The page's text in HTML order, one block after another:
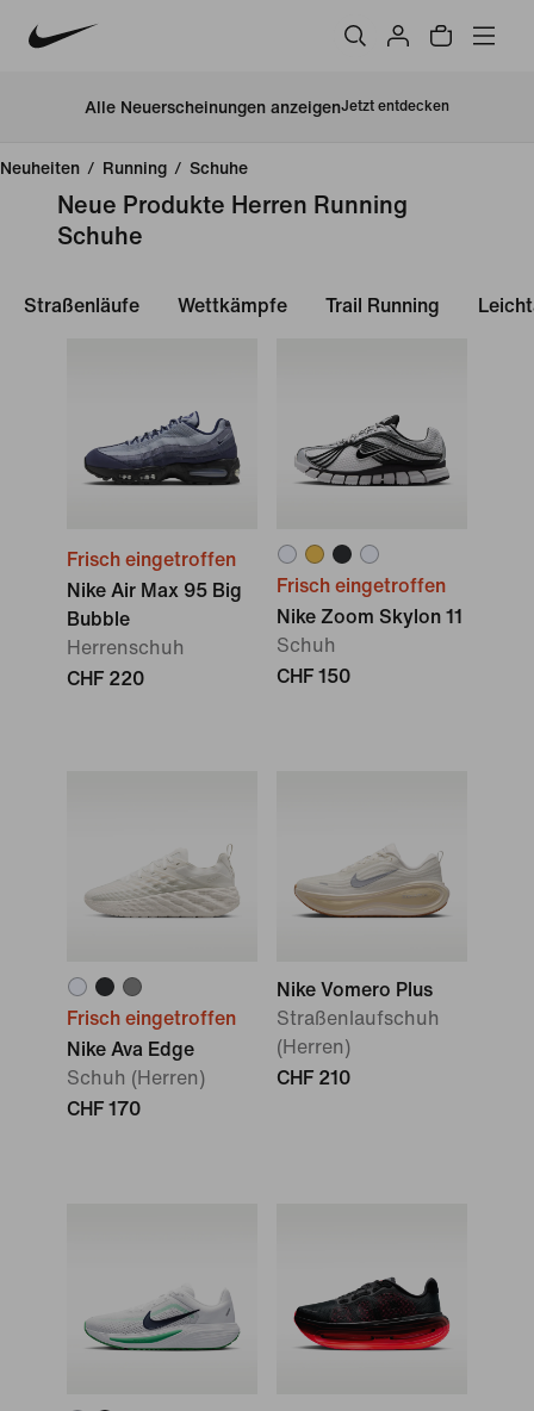
Alle Neuerscheinungen anzeigenJetzt entdecken
Neuheiten / Running / Schuhe
Neue Produkte Herren Running
Schuhe
Straßenläufe Wettkämpfe Trail Running
Frisch eingetroffen
Nike Air Max 95 Big
Bubble
Herrenschuh
CHF 220
Frisch eingetroffen
Nike Zoom Skylon 11
Schuh
CHF 150
Frisch eingetroffen
Nike Ava Edge
Schuh (Herren)
CHF 170
Nike Vomero Plus
Straßenlaufschuh
(Herren)
CHF 210